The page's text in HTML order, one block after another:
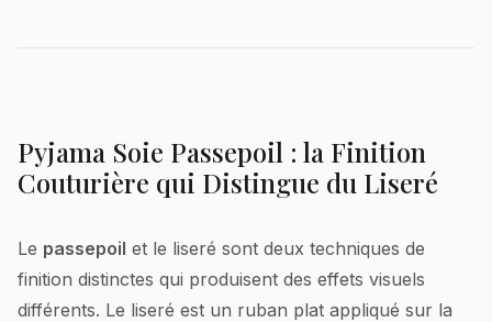
Pyjama Soie Passepoil : la Finition
Couturière qui Distingue du Liseré
Le passepoil et le liseré sont deux techniques de
finition distinctes qui produisent des effets visuels
différents. Le liseré est un ruban plat appliqué sur la